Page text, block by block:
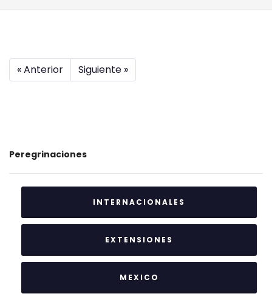
« Anterior Siguiente »
Peregrinaciones
INTERNACIONALES
EXTENSIONES
MEXICO